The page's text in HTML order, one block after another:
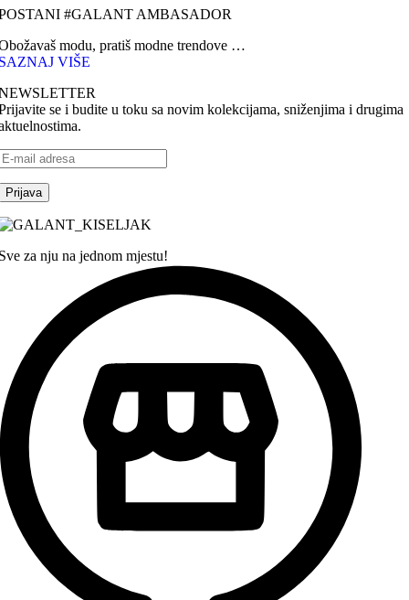
#GALANT AMBASADOR
modu, pratiš modne trendove …
VIŠE
se i budite u toku sa novim kolekcijama, sniženjima i drugima
za nju na jednom mjestu!